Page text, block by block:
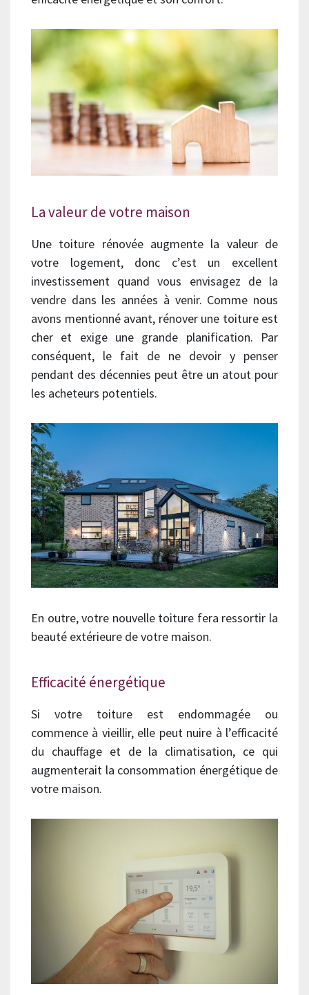
La valeur de votre maison
Une toiture rénovée augmente la valeur de
votre logement, donc c’est un excellent
investissement quand vous envisagez de la
vendre dans les années à venir. Comme nous
avons mentionné avant, rénover une toiture est
cher et exige une grande planification. Par
conséquent, le fait de ne devoir y penser
pendant des décennies peut être un atout pour
les acheteurs potentiels.
En outre, votre nouvelle toiture fera ressortir la
beauté extérieure de votre maison.
Efficacité énergétique
Si votre toiture est endommagée ou
commence à vieillir, elle peut nuire à l’efficacité
du chauffage et de la climatisation, ce qui
augmenterait la consommation énergétique de
votre maison.